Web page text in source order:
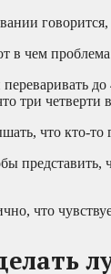
в чем
переваривать
три
что кто-то
что